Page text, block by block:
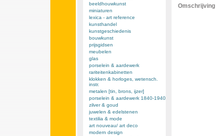
beeldhouwkunst
miniaturen
lexica - art reference
kunsthandel
kunstgeschiedenis
bouwkunst
prijsgidsen
meubelen
glas
porselein & aardewerk
rariteitenkabinetten
klokken & horloges, wetensch.
instr.
metalen [tin, brons, ijzer]
porselein & aardewerk 1840-1940
zilver & goud
juwelen & edelstenen
textilia & mode
art nouveau/ art deco
modern design
Omschrijving